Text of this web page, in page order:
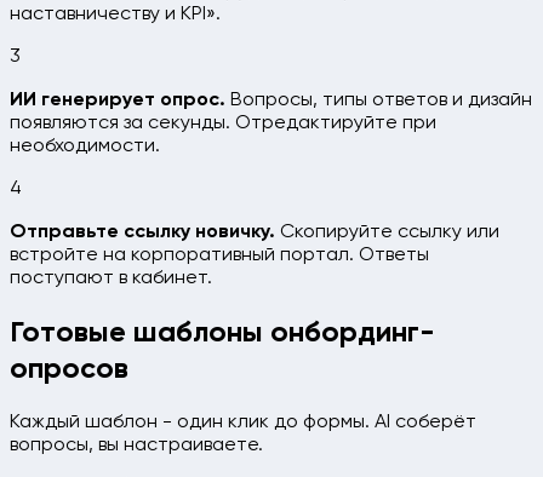
наставничеству и KPI».
3
ИИ генерирует опрос. Вопросы, типы ответов и дизайн
появляются за секунды. Отредактируйте при
необходимости.
4
Отправьте ссылку новичку. Скопируйте ссылку или
встройте на корпоративный портал. Ответы
поступают в кабинет.
Готовые шаблоны онбординг-
опросов
Каждый шаблон - один клик до формы. AI соберёт
вопросы, вы настраиваете.